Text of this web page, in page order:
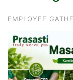
EMPLOYEE